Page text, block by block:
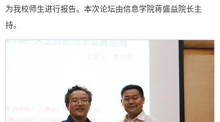
为我校师生进行报告。本次论坛由信息学院蒋盛益院长主
持。